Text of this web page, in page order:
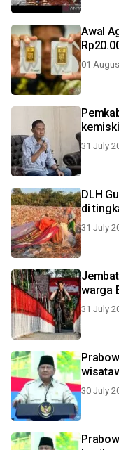
Awal
01
31 July
DLH
di
31 July
warga
31 July
30 July